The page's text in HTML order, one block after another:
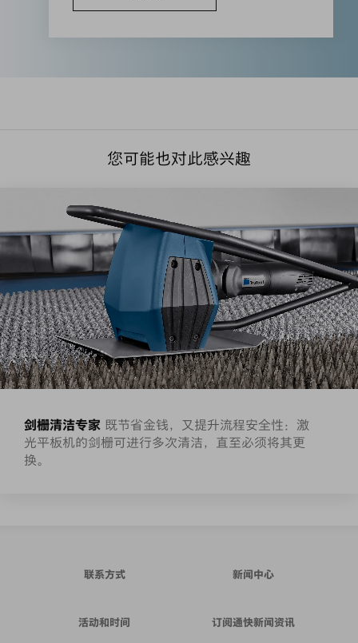
您可能也对此感兴趣
剑栅清洁专家 既节省金钱，又提升流程安全性：激
光平板机的剑栅可进行多次清洁，直至必须将其更
换。
联系方式 新闻中心
活动和时间 订阅通快新闻资讯